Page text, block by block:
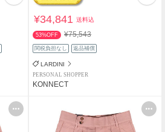
¥34,841送料込
53%OFF ¥75,543
関税負担なし 返品補償
LARDINI
PERSONAL SHOPPER
KONNECT